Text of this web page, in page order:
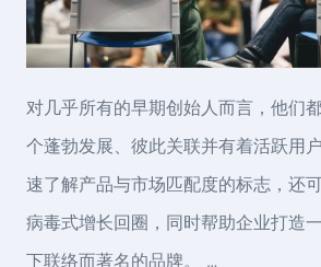
对几乎所有的早期创始人而言，他们
个蓬勃发展、彼此关联并有着活跃用
速了解产品与市场匹配度的标志，还
病毒式增长回圈，同时帮助企业打造
下联络而著名的品牌。 …